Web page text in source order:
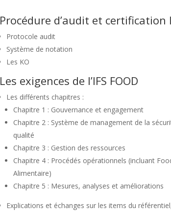
Procédure d’audit et certification
Protocole audit
Système de notation
Les KO
Les exigences de l’IFS FOOD
Les différents chapitres :
Chapitre 1 : Gouvernance et engagement
Chapitre 2 : Système de management de la
qualité
Chapitre 3 : Gestion des ressources
Chapitre 4 : Procédés opérationnels (incluant
Alimentaire)
Chapitre 5 : Mesures, analyses et améliorations
Explications et échanges sur les items du